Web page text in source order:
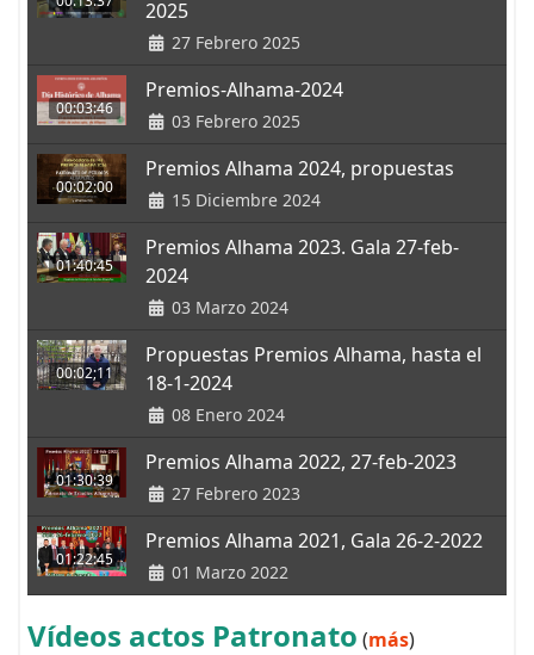
2025
27 Febrero 2025
00:03:46
Premios-Alhama-2024
03 Febrero 2025
00:02:00
Premios Alhama 2024, propuestas
15 Diciembre 2024
01:40:45
Premios Alhama 2023. Gala 27-feb-
2024
03 Marzo 2024
00:02;11
Propuestas Premios Alhama, hasta el
18-1-2024
08 Enero 2024
01:30:39
Premios Alhama 2022, 27-feb-2023
27 Febrero 2023
01:22:45
Premios Alhama 2021, Gala 26-2-2022
01 Marzo 2022
Vídeos actos Patronato (más)